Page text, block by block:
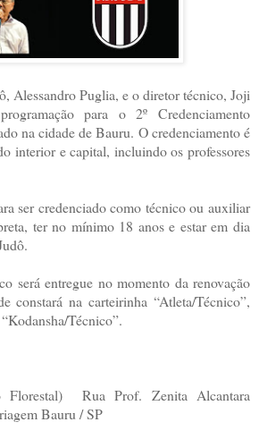
Alessandro Puglia, e o diretor técnico, Joji
para o 2º Credenciamento
na cidade de Bauru. O credenciamento é
interior e capital, incluindo os professores
ser credenciado como técnico ou auxiliar
ter no mínimo 18 anos e estar em dia
será entregue no momento da renovação
constará na carteirinha “Atleta/Técnico”,
Técnico”.
Rua Prof. Zenita Alcantara
Bauru / SP